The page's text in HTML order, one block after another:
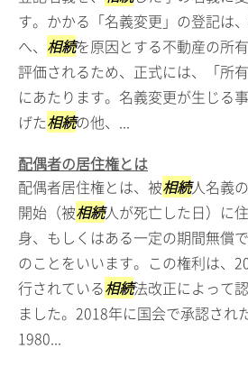
す。かかる「名義変更」の登記は
へ、 相続を原因とする不動産の所
評価されるため、正式には、「所
にあたります。名義変更が生じる
げた相続の他、...
配偶者の居住権とは
配偶者居住権とは、被相続人名義
開始（被相続人が死亡した日）に
身、もしくはある一定の期間無償
のことをいいます。この権利は、
行されている相続法改正によって
ました。2018年に国会で承認され
1980...